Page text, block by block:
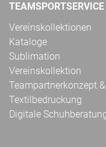
TEAMSPORTSERVICE
Vereinskollektionen
Kataloge
Sublimation
Vereinskollektion
Teampartnerkonzept
Textilbedruckung
Digitale